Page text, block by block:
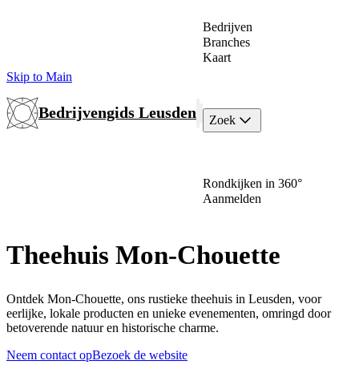
Skip to Main
Bedrijvengids Leusden
Bedrijven
Branches
Kaart
Zoek
Rondkijken in 360°
Aanmelden
Theehuis Mon-Chouette
Ontdek Mon-Chouette, ons rustieke theehuis in Leusden, voor
eerlijke, lokale producten en unieke evenementen, omringd door
betoverende natuur en historische charme.
Neem contact opBezoek de website